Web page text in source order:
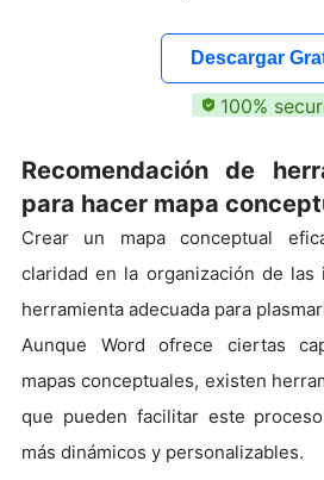
Descargar
100%
Recomendación de
para hacer mapa
Crear un mapa conceptual
claridad en la organización de las
herramienta adecuada para
Aunque Word ofrece ciertas
mapas conceptuales, existen
que pueden facilitar este
más dinámicos y personalizables.